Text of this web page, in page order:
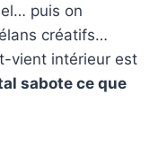
puis on
créatifs…
vient intérieur est
sabote ce que